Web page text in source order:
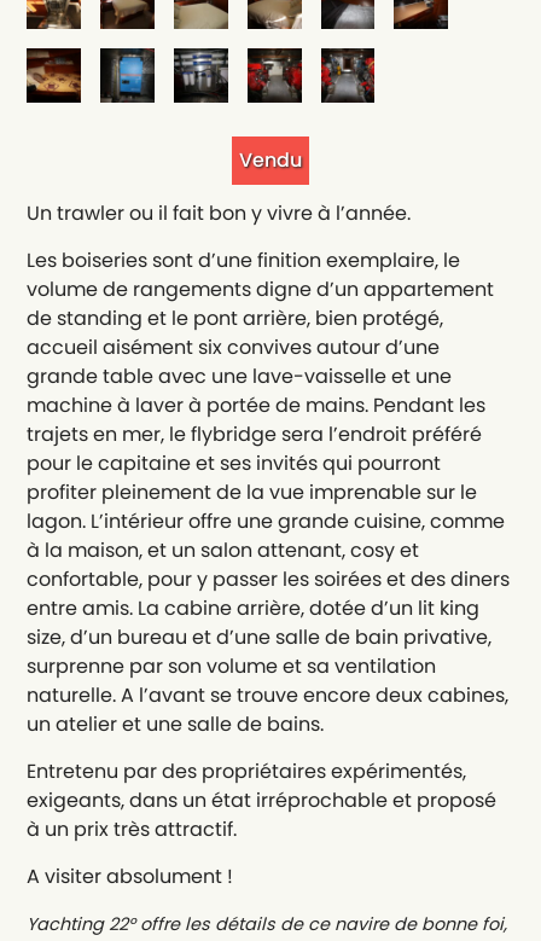
Vendu
Un trawler ou il fait bon y vivre à l’année.
Les boiseries sont d’une finition exemplaire, le
volume de rangements digne d’un appartement
de standing et le pont arrière, bien protégé,
accueil aisément six convives autour d’une
grande table avec une lave-vaisselle et une
machine à laver à portée de mains. Pendant les
trajets en mer, le flybridge sera l’endroit préféré
pour le capitaine et ses invités qui pourront
profiter pleinement de la vue imprenable sur le
lagon. L’intérieur offre une grande cuisine, comme
à la maison, et un salon attenant, cosy et
confortable, pour y passer les soirées et des diners
entre amis. La cabine arrière, dotée d’un lit king
size, d’un bureau et d’une salle de bain privative,
surprenne par son volume et sa ventilation
naturelle. A l’avant se trouve encore deux cabines,
un atelier et une salle de bains.
Entretenu par des propriétaires expérimentés,
exigeants, dans un état irréprochable et proposé
à un prix très attractif.
A visiter absolument !
Yachting 22° offre les détails de ce navire de bonne foi,